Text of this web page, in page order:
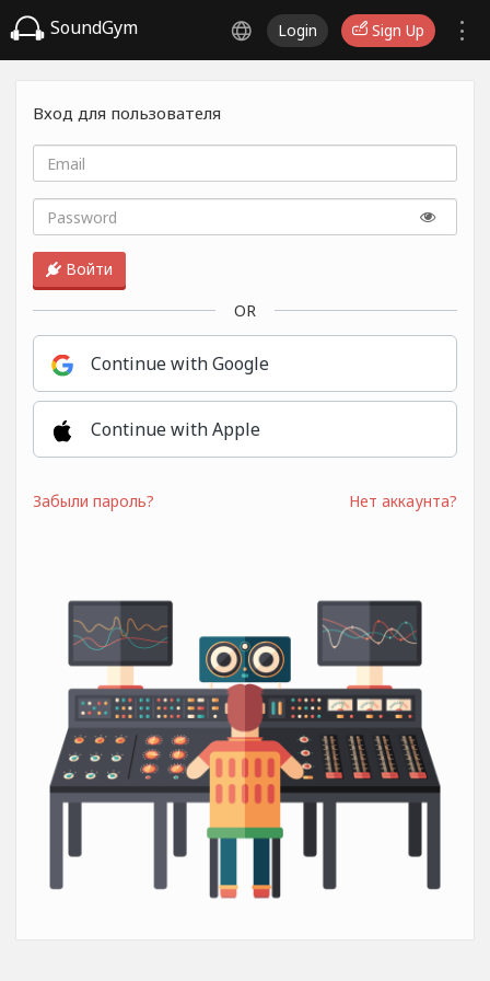
SoundGym Login Sign Up
Вход для пользователя
Войти
OR
Continue with Google
Continue with Apple
Забыли пароль? Нет аккаунта?